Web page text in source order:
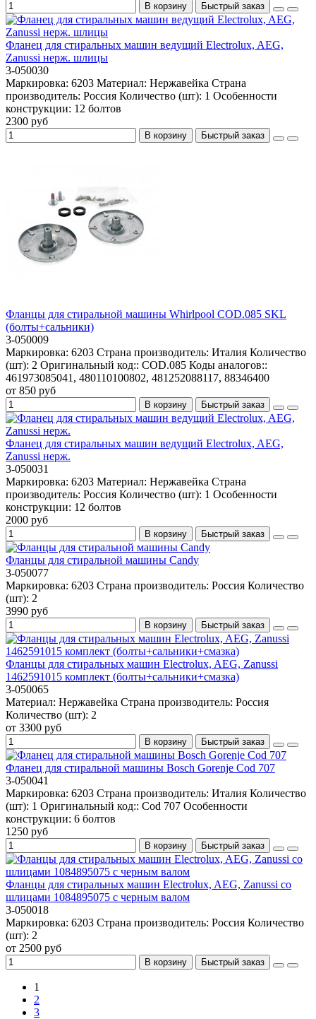
В корзину Быстрый заказ
Фланец для стиральных машин ведущий Electrolux, AEG,
Zanussi нерж. шлицы
3-050030
Маркировка: 6203 Материал: Нержавейка Страна
производитель: Россия Количество (шт): 1 Особенности
конструкции: 12 болтов
2300 руб
В корзину Быстрый заказ
Фланцы для стиральной машины Whirlpool СOD.085 SKL
(болты+сальники)
3-050009
Маркировка: 6203 Страна производитель: Италия Количество
(шт): 2 Оригинальный код:: СOD.085 Коды аналогов::
461973085041, 480110100802, 481252088117, 88346400
от 850 руб
В корзину Быстрый заказ
Фланец для стиральных машин ведущий Electrolux, AEG,
Zanussi нерж.
3-050031
Маркировка: 6203 Материал: Нержавейка Страна
производитель: Россия Количество (шт): 1 Особенности
конструкции: 12 болтов
2000 руб
В корзину Быстрый заказ
Фланцы для стиральной машины Candy
3-050077
Маркировка: 6203 Страна производитель: Россия Количество
(шт): 2
3990 руб
В корзину Быстрый заказ
Фланцы для стиральных машин Electrolux, AEG, Zanussi
1462591015 комплект (болты+сальники+смазка)
3-050065
Материал: Нержавейка Страна производитель: Россия
Количество (шт): 2
от 3300 руб
В корзину Быстрый заказ
Фланец для стиральной машины Bosch Gorenje Cod 707
3-050041
Маркировка: 6203 Страна производитель: Италия Количество
(шт): 1 Оригинальный код:: Cod 707 Особенности
конструкции: 6 болтов
1250 руб
В корзину Быстрый заказ
Фланцы для стиральных машин Electrolux, AEG, Zanussi со
шлицами 1084895075 с черным валом
3-050018
Маркировка: 6203 Страна производитель: Россия Количество
(шт): 2
от 2500 руб
В корзину Быстрый заказ
1
2
3